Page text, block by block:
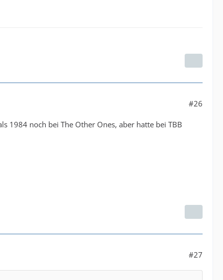
#26
1984 noch bei The Other Ones, aber hatte bei TBB
#27